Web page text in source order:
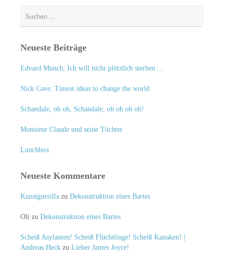
Neueste Beiträge
Edvard Munch, Ich will nicht plötzlich sterben …
Nick Cave: Tiniest ideas to change the world
Schandale, oh oh, Schandale, oh oh oh oh!
Monsieur Claude und seine Töchter
Lunchbox
Neueste Kommentare
Kunstguerillazu Dekonstruktion eines Bartes
Oli zu Dekonstruktion eines Bartes
Scheiß Asylanten! Scheiß Flüchtlinge! Scheiß Kanaken! |
Andreas Heckzu Lieber James Joyce!